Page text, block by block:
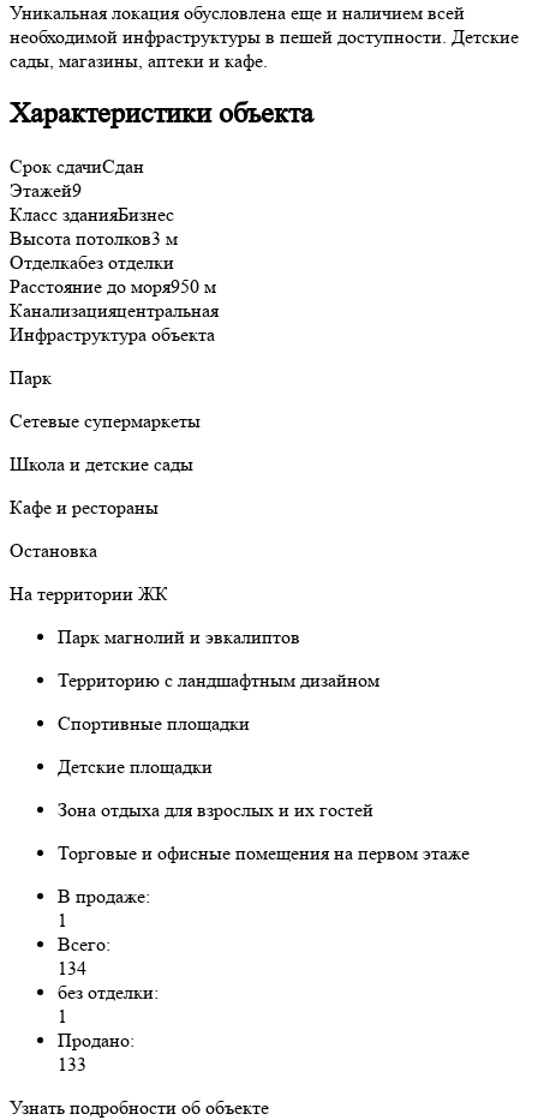
Уникальная локация обусловлена еще и наличием всей
необходимой инфраструктуры в пешей доступности. Детские
сады, магазины, аптеки и кафе.
Характеристики объекта
Срок сдачиСдан
Этажей9
Класс зданияБизнес
Высота потолков3 м
Отделкабез отделки
Расстояние до моря950 м
Канализацияцентральная
Инфраструктура объекта
Парк
Сетевые супермаркеты
Школа и детские сады
Кафе и рестораны
Остановка
На территории ЖК
Парк магнолий и эвкалиптов
Территорию с ландшафтным дизайном
Спортивные площадки
Детские площадки
Зона отдыха для взрослых и их гостей
Торговые и офисные помещения на первом этаже
В продаже:
1
Всего:
134
без отделки:
1
Продано:
133
Узнать подробности об объекте